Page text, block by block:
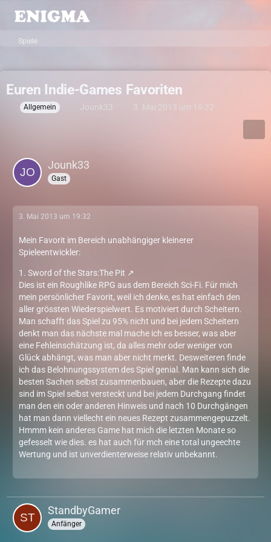
Spiele
Euren Indie-Games Favoriten
Allgemein Jounk33 3. Mai 2013 um 19:32
Jounk33
Gast
3. Mai 2013 um 19:32
Mein Favorit im Bereich unabhängiger kleinerer
Spieleentwickler:
1. Sword of the Stars:The Pit
Dies ist ein Roughlike RPG aus dem Bereich Sci-Fi. Für mich
mein persönlicher Favorit, weil ich denke, es hat einfach den
aller grössten Wiederspielwert. Es motiviert durch Scheitern.
Man schafft das Spiel zu 95% nicht und bei jedem Scheitern
denkt man das nächste mal mache ich es besser, was aber
eine Fehleinschätzung ist, da alles mehr oder weniger von
Glück abhängt, was man aber nicht merkt. Desweiteren finde
ich das Belohnungssystem des Spiel genial. Man kann sich die
besten Sachen selbst zusammenbauen, aber die Rezepte dazu
sind im Spiel selbst versteckt und bei jedem Durchgang findet
man den ein oder anderen Hinweis und nach 10 Durchgängen
hat man dann viellecht ein neues Rezept zusammengepuzzelt.
Hmmm kein anderes Game hat mich die letzten Monate so
gefesselt wie dies. es hat auch für mch eine total ungeechte
Wertung und ist unverdienterweise relativ unbekannt.
StandbyGamer
Anfänger